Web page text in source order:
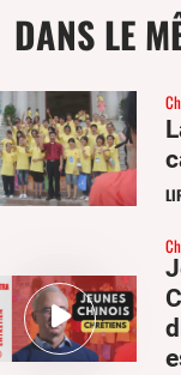
DANS LE